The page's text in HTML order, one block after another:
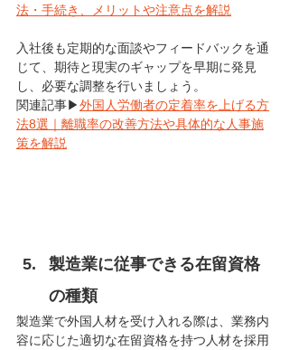
法・手続き、メリットや注意点を解説
入社後も定期的な面談やフィードバックを通
じて、期待と現実のギャップを早期に発見
し、必要な調整を行いましょう。
関連記事▶外国人労働者の定着率を上げる方
法8選｜離職率の改善方法や具体的な人事施
策を解説
製造業に従事できる在留資格
の種類
製造業で外国人材を受け入れる際は、業務内
容に応じた適切な在留資格を持つ人材を採用